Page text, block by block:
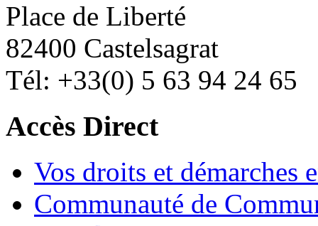
Place de Liberté
82400 Castelsagrat
Tél: +33(0) 5 63 94 24 65
Accès Direct
Vos droits et démarches
Communauté de